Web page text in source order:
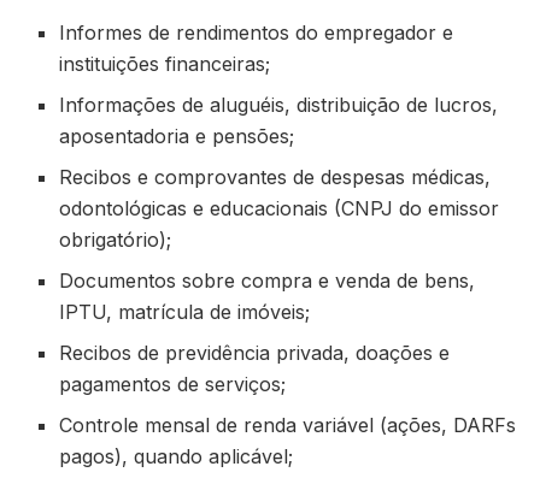
Informes de rendimentos do empregador e
instituições financeiras;
Informações de aluguéis, distribuição de lucros,
aposentadoria e pensões;
Recibos e comprovantes de despesas médicas,
odontológicas e educacionais (CNPJ do emissor
obrigatório);
Documentos sobre compra e venda de bens,
IPTU, matrícula de imóveis;
Recibos de previdência privada, doações e
pagamentos de serviços;
Controle mensal de renda variável (ações, DARFs
pagos), quando aplicável;